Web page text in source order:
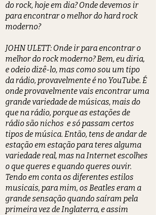
do rock, hoje em dia? Onde devemos ir
para encontrar o melhor do hard rock
moderno?
JOHN ULETT: Onde ir para encontrar o
melhor do rock moderno? Bem, eu diria,
e odeio dizê-lo, mas como sou um tipo
da rádio, provavelmente é no YouTube. É
onde provavelmente vais encontrar uma
grande variedade de músicas, mais do
que na rádio, porque as estações de
rádio são nichos e só passam certos
tipos de música. Então, tens de andar de
estação em estação para teres alguma
variedade real, mas na Internet escolhes
o que queres e quando queres ouvir.
Tendo em conta os diferentes estilos
musicais, para mim, os Beatles eram a
grande sensação quando saíram pela
primeira vez de Inglaterra, e assim